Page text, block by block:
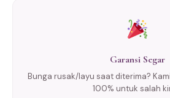
Garansi Segar
Bunga rusak/layu saat diterima?
100% untuk salah